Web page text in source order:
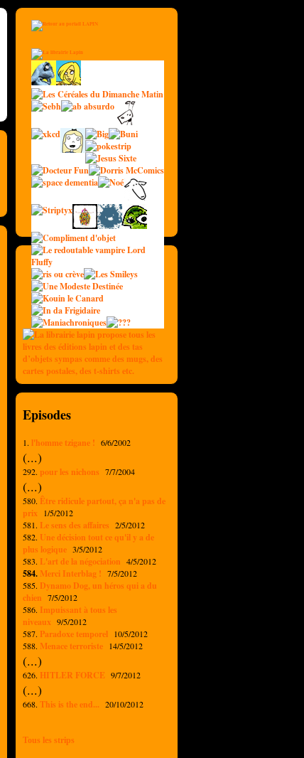
Episodes
1. l'homme tzigane ! 6/6/2002
(...)
292. pour les nichons 7/7/2004
(...)
580. Être ridicule partout, ça n'a pas de
prix 1/5/2012
581. Le sens des affaires 2/5/2012
582. Une décision tout ce qu'il y a de
plus logique 3/5/2012
583. L'art de la négociation 4/5/2012
584. Merci Interblag ! 7/5/2012
585. Dynamo Dog, un héros qui a du
chien 7/5/2012
586. Impuissant à tous les
niveaux 9/5/2012
587. Paradoxe temporel 10/5/2012
588. Menace terroriste 14/5/2012
(...)
626. HITLER FORCE 9/7/2012
(...)
668. This is the end... 20/10/2012
Tous les strips